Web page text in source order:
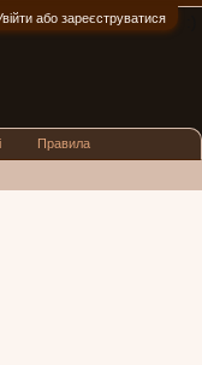
або зареєструватися
Правила